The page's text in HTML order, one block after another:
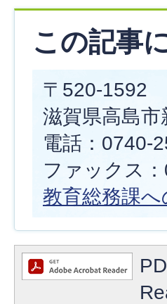
この記事
〒520-1592
滋賀県高島
電話：0740-
ファックス
教育総務課